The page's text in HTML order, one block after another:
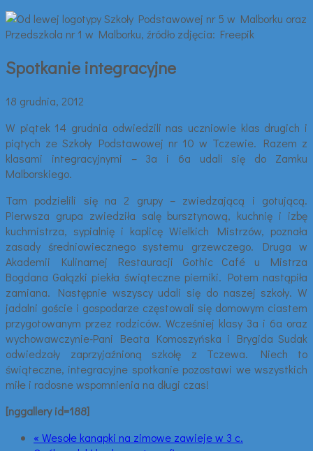
Spotkanie integracyjne
18 grudnia, 2012
W piątek 14 grudnia odwiedzili nas uczniowie klas drugich i
piątych ze Szkoły Podstawowej nr 10 w Tczewie. Razem z
klasami integracyjnymi – 3a i 6a udali się do Zamku
Malborskiego.
Tam podzielili się na 2 grupy – zwiedzającą i gotującą.
Pierwsza grupa zwiedziła salę bursztynową, kuchnię i izbę
kuchmistrza, sypialnię i kaplicę Wielkich Mistrzów, poznała
zasady średniowiecznego systemu grzewczego. Druga w
Akademii Kulinarnej Restauracji Gothic Café u Mistrza
Bogdana Gałązki piekła świąteczne pierniki. Potem nastąpiła
zamiana. Następnie wszyscy udali się do naszej szkoły. W
jadalni goście i gospodarze częstowali się domowym ciastem
przygotowanym przez rodziców. Wcześniej klasy 3a i 6a oraz
wychowawczynie-Pani Beata Komoszyńska i Brygida Sudak
odwiedzały zaprzyjaźnioną szkołę z Tczewa. Niech to
świąteczne, integracyjne spotkanie pozostawi we wszystkich
miłe i radosne wspomnienia na długi czas!
[nggallery id=188]
« Wesołe kanapki na zimowe zawieje w 3 c.